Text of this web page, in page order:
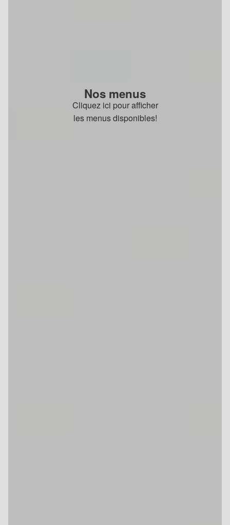
Nos menus
Cliquez ici pour afficher
les menus disponibles!